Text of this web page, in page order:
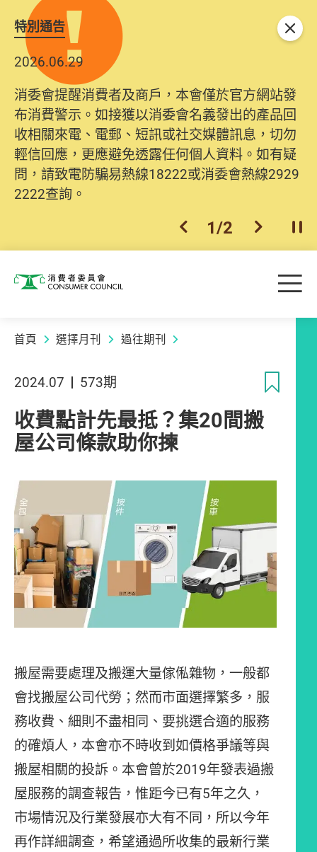
特別通告
2026.06.29
消委會提醒消費者及商戶，本會僅於官方網站發
布消費警示。如接獲以消委會名義發出的產品回
收相關來電、電郵、短訊或社交媒體訊息，切勿
輕信回應，更應避免透露任何個人資料。如有疑
問，請致電防騙易熱線18222或消委會熱線2929
2222查詢。
上一個
1/2 下一個開
關閉
消費者委員會 目
首頁 選擇月刊 過往期刊
2024.07 573期
收費點計先最抵？集20間搬
屋公司條款助你揀
搬屋需要處理及搬運大量傢俬雜物，一般都
會找搬屋公司代勞；然而市面選擇繁多，服
務收費、細則不盡相同、要挑選合適的服務
的確煩人，本會亦不時收到如價格爭議等與
搬屋相關的投訴。本會曾於2019年發表過搬
屋服務的調查報告，惟距今已有5年之久，
市場情況及行業發展亦大有不同，所以今年
再作詳細調查，希望通過所收集的最新行業